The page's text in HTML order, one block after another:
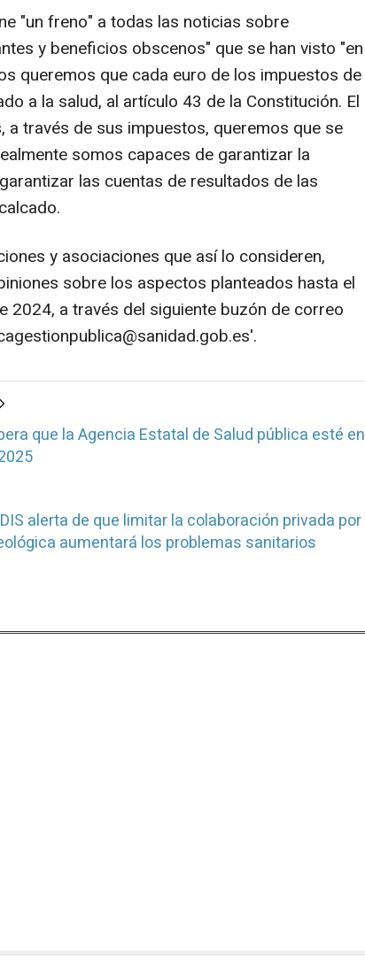
"un freno" a todas las noticias sobre
y beneficios obscenos" que se han visto "en
queremos que cada euro de los impuestos de
a la salud, al artículo 43 de la Constitución. El
a través de sus impuestos, queremos que se
somos capaces de garantizar la
las cuentas de resultados de las
y asociaciones que así lo consideren,
sobre los aspectos planteados hasta el
2024, a través del siguiente buzón de correo
que la Agencia Estatal de Salud pública esté en
alerta de que limitar la colaboración privada por
aumentará los problemas sanitarios